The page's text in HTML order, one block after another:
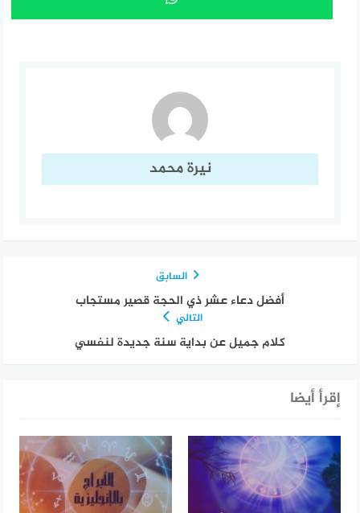
نيرة محمد
السابق
أفضل دعاء عشر ذي الحجة قصير مستجاب
التالي
كلام جميل عن بداية سنة جديدة لنفسي
إقرأ أيضا